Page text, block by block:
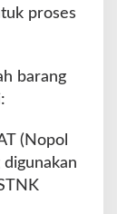
proses
barang
(Nopol